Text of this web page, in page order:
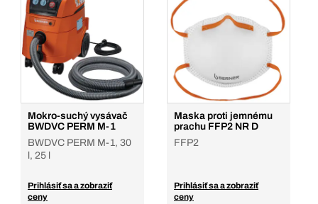
Mokro-suchý vysávač
BWDVC PERM M-1
BWDVC PERM M-1, 30
l, 25 l
Prihlásiť sa a zobraziť
ceny
Maska proti jemnému
prachu FFP2 NR D
FFP2
Prihlásiť sa a zobraziť
ceny